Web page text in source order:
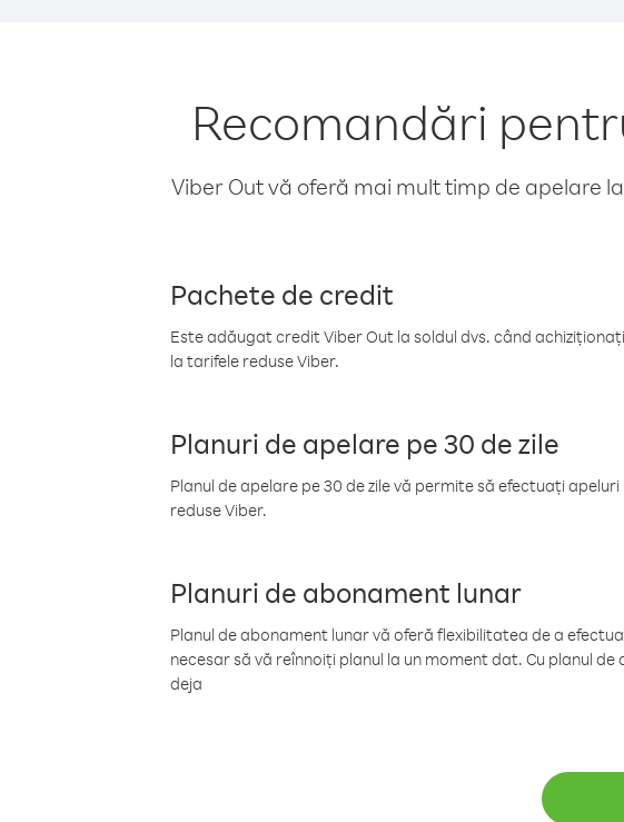
Recomandări
Viber Out vă oferă mai mult timp de apelare
Pachete de credit
Este adăugat credit Viber Out la soldul dvs. când
la tarifele reduse Viber.
Planuri de apelare pe 30 de zile
Planul de apelare pe 30 de zile vă permite să efectuați
reduse Viber.
Planuri de abonament lunar
Planul de abonament lunar vă oferă flexibilitatea de a
necesar să vă reînnoiți planul la un moment dat. Cu planul
deja